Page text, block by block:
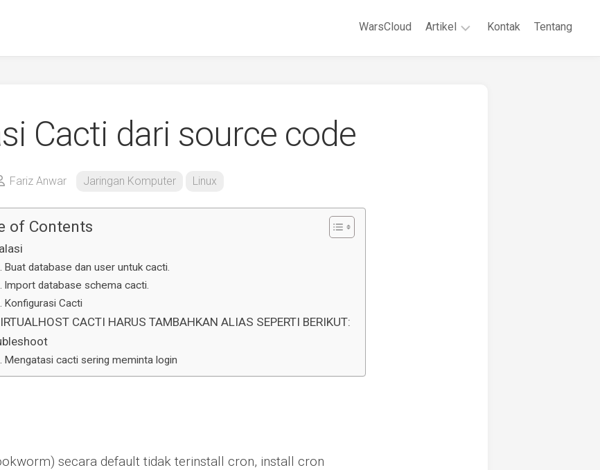
WarsCloud Artikel Kontak Tentang
Cacti dari source code
Fariz Anwar Jaringan Komputer Linux
of Contents
Buat database dan user untuk cacti.
Import database schema cacti.
Konfigurasi Cacti
CACTI HARUS TAMBAHKAN ALIAS SEPERTI BERIKUT:
Mengatasi cacti sering meminta login
secara default tidak terinstall cron, install cron